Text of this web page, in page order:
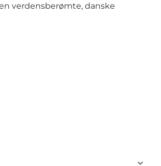
verdensberømte, danske